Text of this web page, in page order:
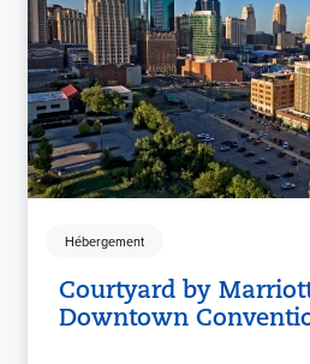
Hébergement
Courtyard by
Downtown